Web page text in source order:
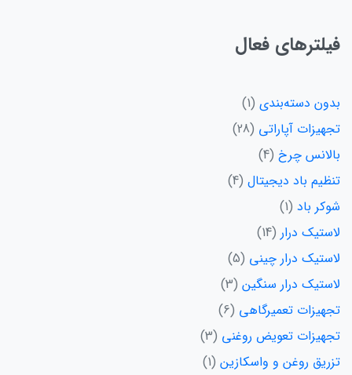
فیلترهای فعال
بدون دسته‌بندی 1
تجهیزات آپاراتی 28
بالانس چرخ 4
تنظیم باد دیجیتال 4
شوکر باد 1
لاستیک درار 14
لاستیک درار چینی 5
لاستیک درار سنگین 3
تجهیزات تعمیرگاهی 6
تجهیزات تعویض روغنی 3
تزریق روغن و واسکازین 1